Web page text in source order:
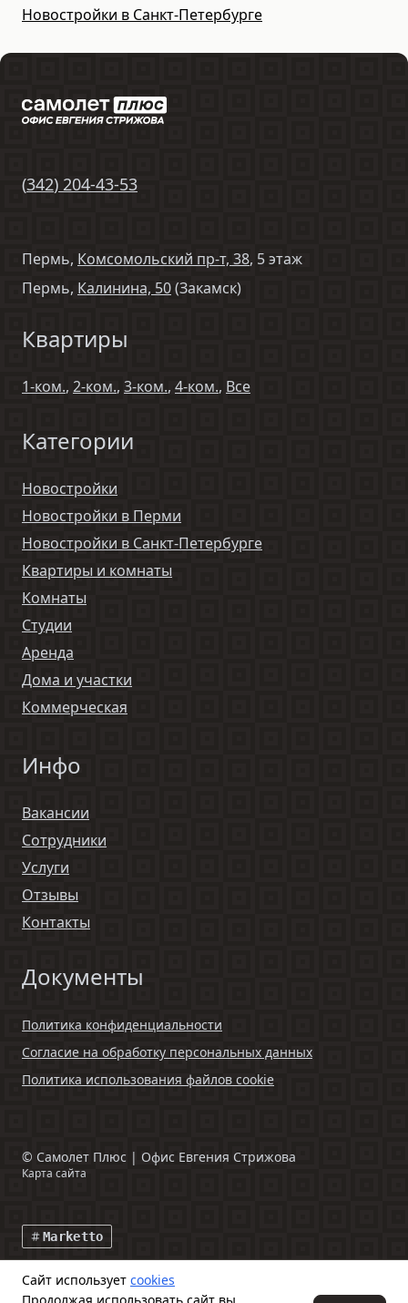
Новостройки в Санкт-Петербурге
(342) 204-43-53
Пермь, Комсомольский пр-т, 38, 5 этаж
Пермь, Калинина, 50(Закамск)
Квартиры
1-ком., 2-ком., 3-ком., 4-ком., Все
Категории
Новостройки
Новостройки в Перми
Новостройки в Санкт-Петербурге
Квартиры и комнаты
Комнаты
Студии
Аренда
Дома и участки
Коммерческая
Инфо
Вакансии
Сотрудники
Услуги
Отзывы
Контакты
Документы
Политика конфиденциальности
Согласие на обработку персональных данных
Политика использования файлов cookie
© Самолет Плюс | Офис Евгения Стрижова
Карта сайта
Marketto
Данный интернет-сайт и информация, размещенная на нем,
Сайт использует cookies